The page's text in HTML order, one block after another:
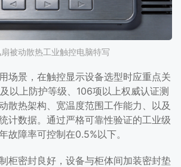
被动散热工业触控电脑特写
场景，在触控显示设备选型时应重点关
以上防护等级、106项以上权威认证测
散热架构、宽温度范围工作能力、以及
计数据。通过严格可靠性验证的工业级
故障率可控制在0.5%以下。
柜密封良好，设备与柜体间加装密封垫